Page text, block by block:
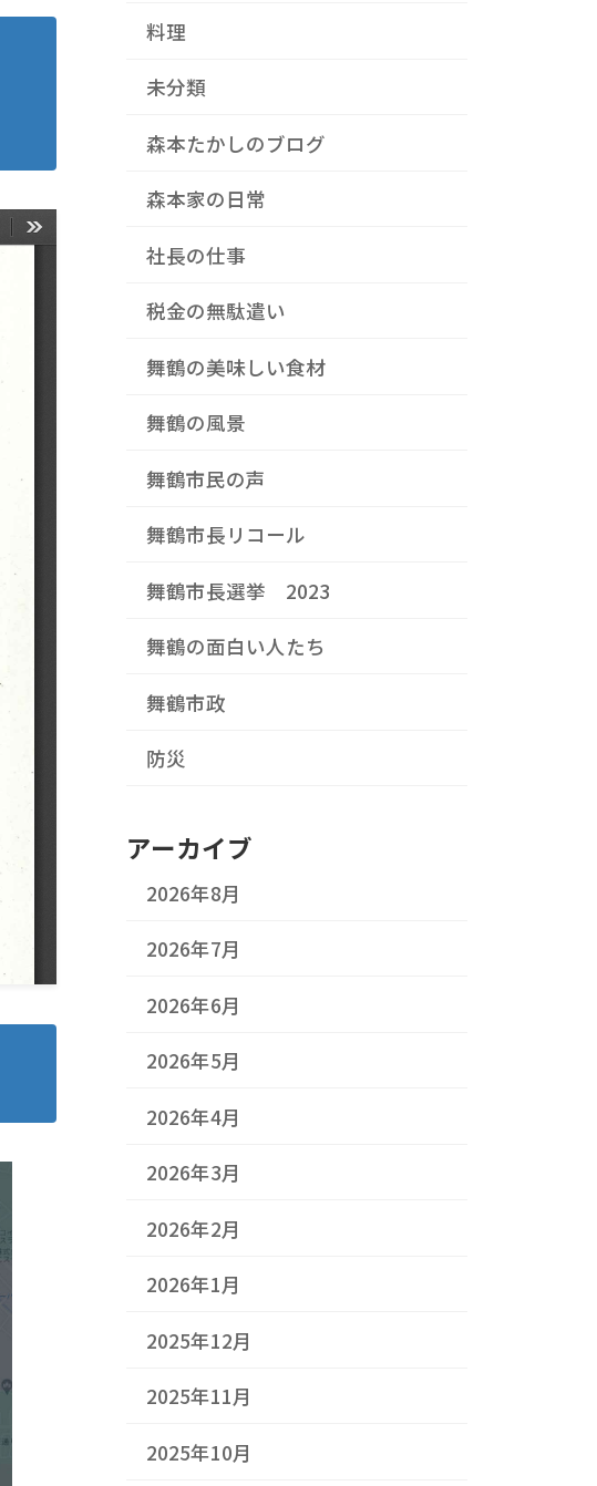
料理
未分類
森本たかしのブログ
森本家の日常
社長の仕事
税金の無駄遣い
舞鶴の美味しい食材
舞鶴の風景
舞鶴市民の声
舞鶴市長リコール
舞鶴市長選挙 2023
舞鶴の面白い人たち
舞鶴市政
防災
アーカイブ
2026年8月
2026年7月
2026年6月
2026年5月
2026年4月
2026年3月
2026年2月
2026年1月
2025年12月
2025年11月
2025年10月